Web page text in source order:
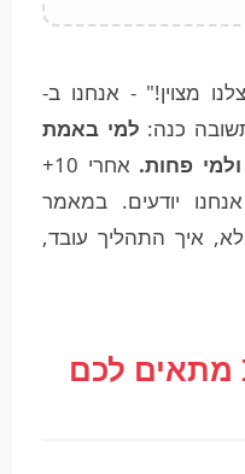
מצוין!" - אנחנו ב-
למי באמת
פחות.
אחרי 10+
אנחנו יודעים. במאמר
לא, איך התהליך עובד,
חלק 1: InsideOut מתאים לכם